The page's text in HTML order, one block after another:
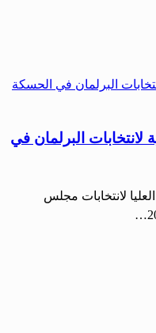
لانتخابات البرلمان في
لانتخابات مجلس